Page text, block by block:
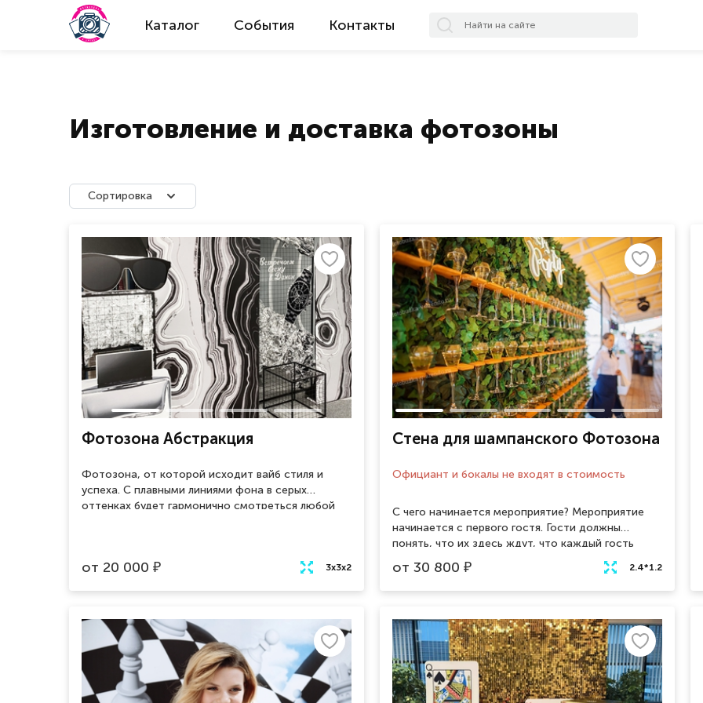
Каталог События Контакты
Изготовление и доставка фотозоны
Сортировка
Фотозона Абстракция
Фотозона, от которой исходит вайб стиля и
успеха. С плавными линиями фона в серых
оттенках будет гармонично смотреться любой
фотозону Абстракция и устройте своим гостям
от 20 000 ₽ 3x3x2
Стена для шампанского Фотозона
Официант и бокалы не входят в стоимость
С чего начинается мероприятие? Мероприятие
начинается с первого гостя. Гости должны
понять, что их здесь ждут, что каждый гость
особенный и любимый. Стена с шампанским -
яркое и оригинальное решение для встречи
гостей на торжестве! Фотозона из шампанского
называемую "welcome zone", и зону для создания
стильных фотографий. Данную фотозону можно
установить, как на улице, так и в помещение, при
желании украсить декором или воздушными
шарами.
от 30 800 ₽ 2.4*1.2